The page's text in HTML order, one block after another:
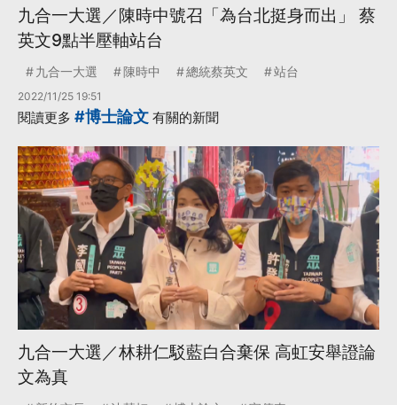
九合一大選／陳時中號召「為台北挺身而出」 蔡
英文9點半壓軸站台
九合一大選 陳時中 總統蔡英文 站台
2022/11/25 19:51
閱讀更多 #博士論文 有關的新聞
九合一大選／林耕仁駁藍白合棄保 高虹安舉證論
文為真